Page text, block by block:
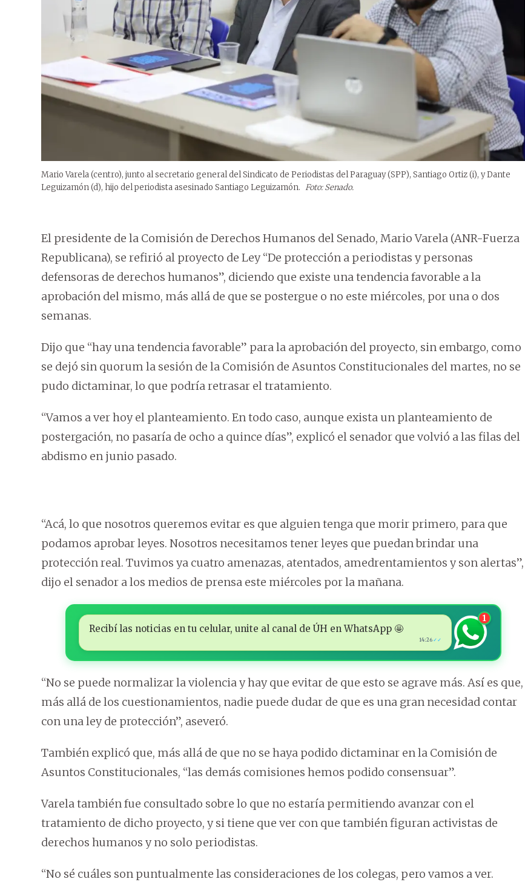
Mario Varela (centro), junto al secretario general del Sindicato de Periodistas del Paraguay (SPP), Santiago Ortiz (i), y Dante
Leguizamón (d), hijo del periodista asesinado Santiago Leguizamón. Foto: Senado.
El presidente de la Comisión de Derechos Humanos del Senado, Mario Varela (ANR-Fuerza
Republicana), se refirió al proyecto de Ley “De protección a periodistas y personas
defensoras de derechos humanos”, diciendo que existe una tendencia favorable a la
aprobación del mismo, más allá de que se postergue o no este miércoles, por una o dos
semanas.
Dijo que “hay una tendencia favorable” para la aprobación del proyecto, sin embargo, como
se dejó sin quorum la sesión de la Comisión de Asuntos Constitucionales del martes, no se
pudo dictaminar, lo que podría retrasar el tratamiento.
“Vamos a ver hoy el planteamiento. En todo caso, aunque exista un planteamiento de
postergación, no pasaría de ocho a quince días”, explicó el senador que volvió a las filas del
abdismo en junio pasado.
“Acá, lo que nosotros queremos evitar es que alguien tenga que morir primero, para que
podamos aprobar leyes. Nosotros necesitamos tener leyes que puedan brindar una
protección real. Tuvimos ya cuatro amenazas, atentados, amedrentamientos y son alertas”,
dijo el senador a los medios de prensa este miércoles por la mañana.
Recibí las noticias en tu celular, unite al canal de ÚH en WhatsApp 🤩
14:26 ✓✓
1
“No se puede normalizar la violencia y hay que evitar de que esto se agrave más. Así es que,
más allá de los cuestionamientos, nadie puede dudar de que es una gran necesidad contar
con una ley de protección”, aseveró.
También explicó que, más allá de que no se haya podido dictaminar en la Comisión de
Asuntos Constitucionales, “las demás comisiones hemos podido consensuar”.
Varela también fue consultado sobre lo que no estaría permitiendo avanzar con el
tratamiento de dicho proyecto, y si tiene que ver con que también figuran activistas de
derechos humanos y no solo periodistas.
“No sé cuáles son puntualmente las consideraciones de los colegas, pero vamos a ver.